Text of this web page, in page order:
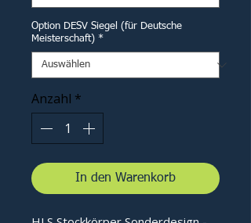
Option DESV Siegel (für Deutsche
Meisterschaft) *
Anzahl *
In den Warenkorb